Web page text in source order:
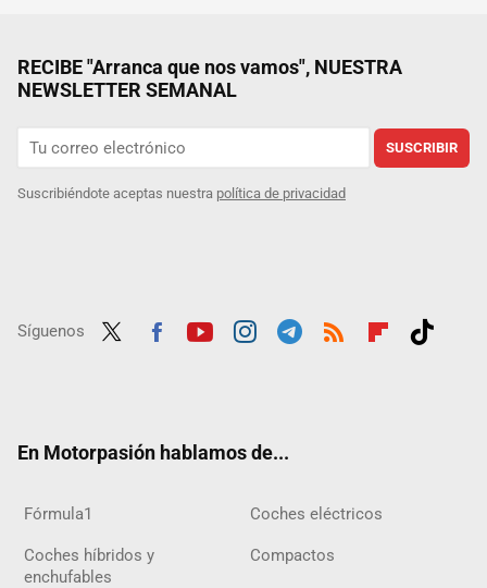
RECIBE "Arranca que nos vamos", NUESTRA
NEWSLETTER SEMANAL
SUSCRIBIR
Suscribiéndote aceptas nuestra política de privacidad
Síguenos
En Motorpasión hablamos de...
Fórmula1 Coches eléctricos
Coches híbridos y
enchufables
Compactos